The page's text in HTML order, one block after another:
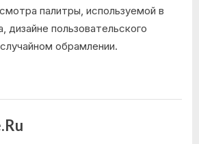
палитры, используемой в
дизайне пользовательского
обрамлении.